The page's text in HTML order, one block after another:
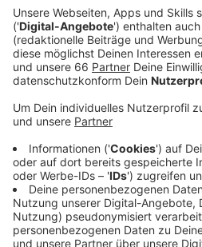
Ein Promi, keine Fragen
Gegenstände
Anzeige
Wenn ein Popstar, Comedian,
Politiker bei uns zu Besuch ist,
besonderen Video-Interview
keine einzige Frage gestellt,
einfach fünf Dinge in die Hand